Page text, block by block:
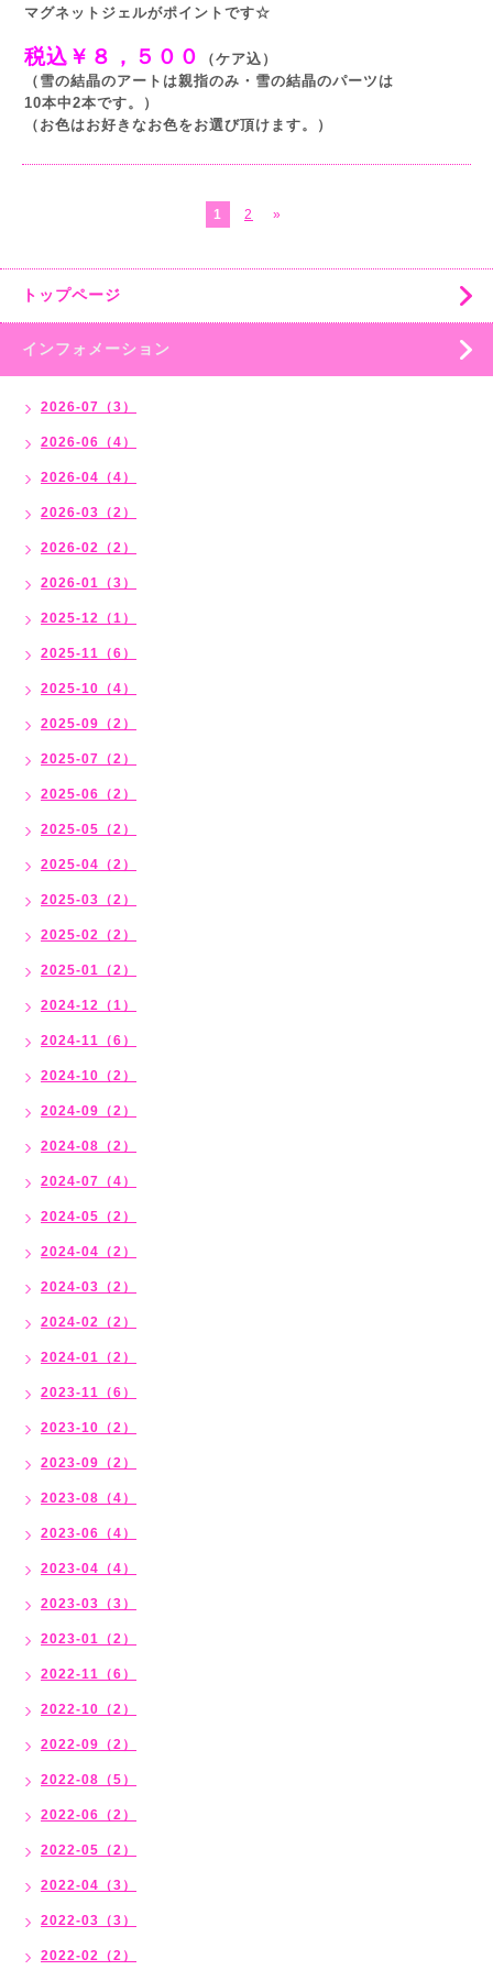
マグネットジェルがポイントです☆
税込￥８，５００
（ケア込）
（雪の結晶のアートは親指のみ・雪の結晶のパーツは
10本中2本です。）
（お色はお好きなお色をお選び頂けます。）
1 2 »
トップページ
インフォメーション
2026-07（3）
2026-06（4）
2026-04（4）
2026-03（2）
2026-02（2）
2026-01（3）
2025-12（1）
2025-11（6）
2025-10（4）
2025-09（2）
2025-07（2）
2025-06（2）
2025-05（2）
2025-04（2）
2025-03（2）
2025-02（2）
2025-01（2）
2024-12（1）
2024-11（6）
2024-10（2）
2024-09（2）
2024-08（2）
2024-07（4）
2024-05（2）
2024-04（2）
2024-03（2）
2024-02（2）
2024-01（2）
2023-11（6）
2023-10（2）
2023-09（2）
2023-08（4）
2023-06（4）
2023-04（4）
2023-03（3）
2023-01（2）
2022-11（6）
2022-10（2）
2022-09（2）
2022-08（5）
2022-06（2）
2022-05（2）
2022-04（3）
2022-03（3）
2022-02（2）